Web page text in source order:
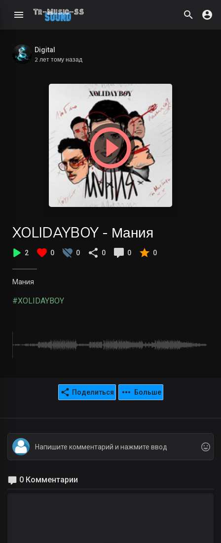
Digital
2 лет тому назад
XOLIDAYBOY - Мания
2 0 0 0 0 0
Мания
#XOLIDAYBOY
Поделиться Больше
0 Комментарии